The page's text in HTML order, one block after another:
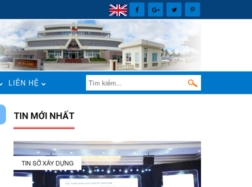
LIÊN HỆ
TIN MỚI NHẤT
TIN SỞ XÂY DỰNG